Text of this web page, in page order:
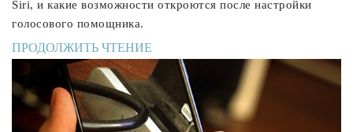
Siri, и какие возможности откроются после настройки
голосового помощника.
ПРОДОЛЖИТЬ ЧТЕНИЕ